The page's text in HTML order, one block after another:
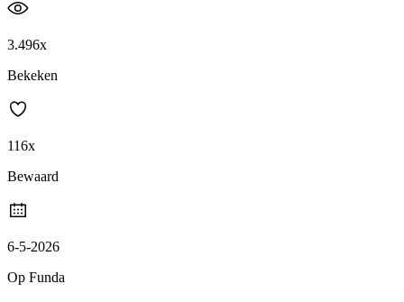
3.496x
Bekeken
116x
Bewaard
6-5-2026
Op Funda